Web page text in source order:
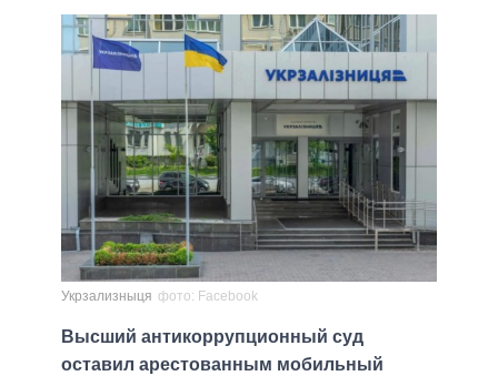
Укрзализныця фото: Facebook
Высший антикоррупционный суд
оставил арестованным мобильный